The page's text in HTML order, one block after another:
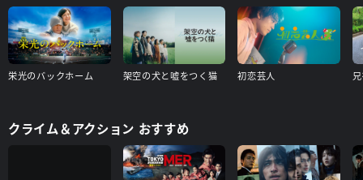
栄光のバックホーム 架空の犬と嘘をつく猫 初恋芸人
クライム＆アクション おすすめ